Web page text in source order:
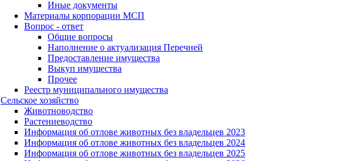
Иные документы
Материалы корпорации МСП
Вопрос - ответ
Общие вопросы
Наполнение о актуализация Перечней
Предоставление имущества
Выкуп имущества
Прочее
Реестр муниципального имущества
Сельское хозяйство
Животноводство
Растениеводство
Информация об отлове животных без владельцев 2023
Информация об отлове животных без владельцев 2024
Информация об отлове животных без владельцев 2025